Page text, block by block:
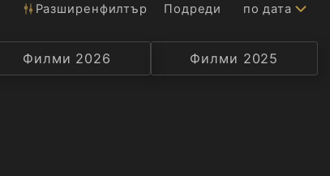
светла
Разширенфилтър Подреди по дата
Селекция Превод Актьор
Филми 2026 Филми 2025